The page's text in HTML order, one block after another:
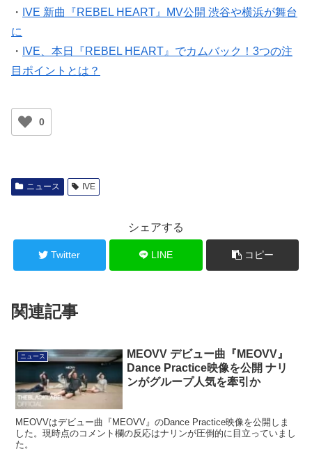
・ IVE 新曲『REBEL HEART』MV公開 渋谷や横浜が舞台
に
・ IVE、本日『REBEL HEART』でカムバック！3つの注
目ポイントとは？
0
ニュース IVE
シェアする
Twitter LINE コピー
関連記事
ニュース
MEOVV デビュー曲『MEOVV』
Dance Practice映像を公開 ナリ
ンがグループ人気を牽引か
MEOVVはデビュー曲『MEOVV』のDance Practice映像を公開しま
した。現時点のコメント欄の反応はナリンが圧倒的に目立っていまし
た。